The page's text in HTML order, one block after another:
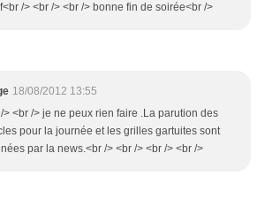
/> <br /> <br /> bonne fin de soirée<br />
18/08/2012 13:55
> <br /> je ne peux rien faire .La parution des
pour la journée et les grilles gartuites sont
par la news.<br /> <br /> <br /> <br />